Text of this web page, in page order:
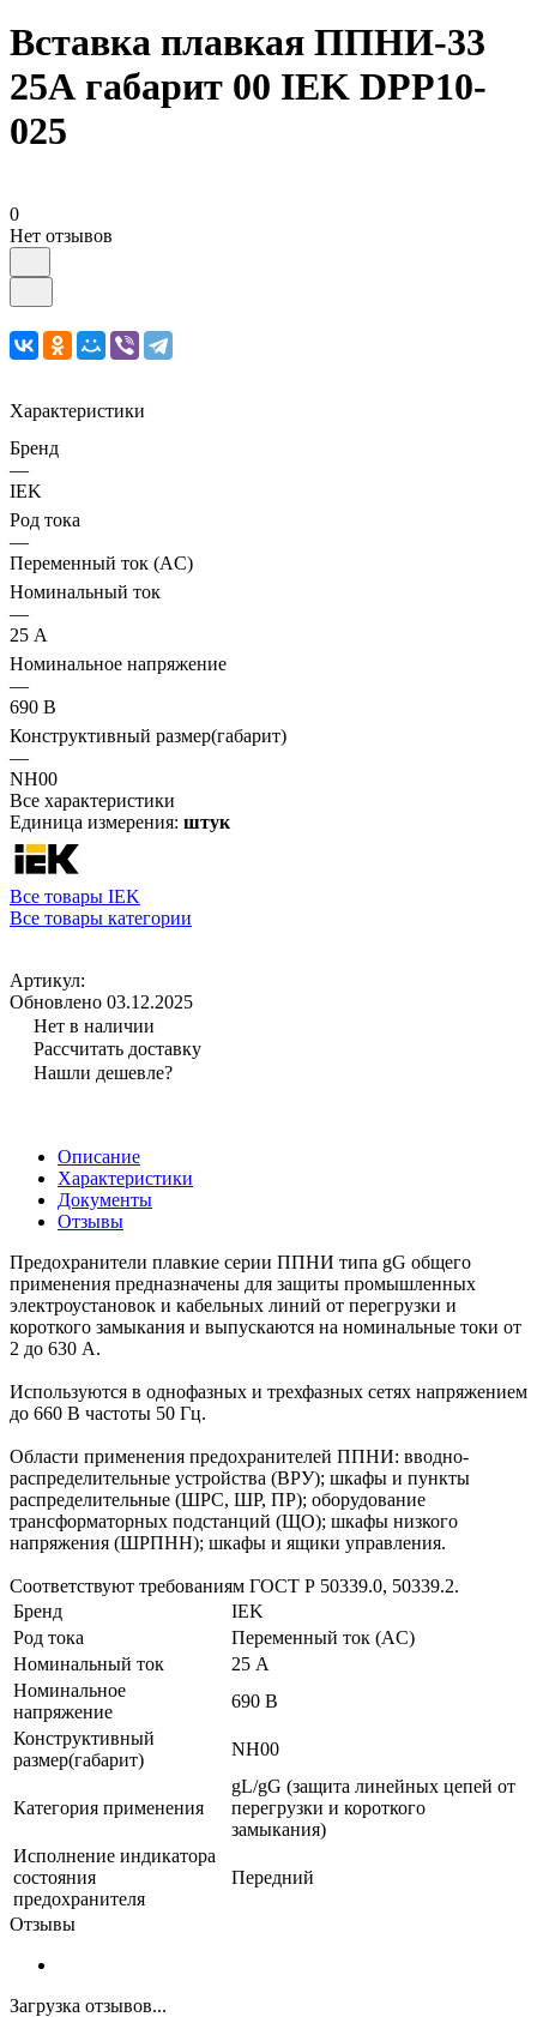
Вставка плавкая ППНИ-33
25А габарит 00 IEK DPP10-
025
0
Нет отзывов
Характеристики
Бренд
—
IEK
Род тока
—
Переменный ток (AC)
Номинальный ток
—
25 А
Номинальное напряжение
—
690 В
Конструктивный размер(габарит)
—
NH00
Все характеристики
Единица измерения: штук
Все товары IEK
Все товары категории
Артикул:
Обновлено 03.12.2025
Нет в наличии
Рассчитать доставку
Нашли дешевле?
Описание
Характеристики
Документы
Отзывы
Предохранители плавкие серии ППНИ типа gG общего
применения предназначены для защиты промышленных
электроустановок и кабельных линий от перегрузки и
короткого замыкания и выпускаются на номинальные токи от
2 до 630 А.
Используются в однофазных и трехфазных сетях напряжением
до 660 В частоты 50 Гц.
Области применения предохранителей ППНИ: вводно-
распределительные устройства (ВРУ); шкафы и пункты
распределительные (ШРС, ШР, ПР); оборудование
трансформаторных подстанций (ЩО); шкафы низкого
напряжения (ШРПНН); шкафы и ящики управления.
Соответствуют требованиям ГОСТ Р 50339.0, 50339.2.
Бренд
IEK
Род тока
Переменный ток (AC)
Номинальный ток
25 А
Номинальное
напряжение
690 В
Конструктивный
размер(габарит)
NH00
Категория применения
gL/gG (защита линейных цепей от
перегрузки и короткого
замыкания)
Исполнение индикатора
состояния
предохранителя
Передний
Отзывы
Загрузка отзывов...